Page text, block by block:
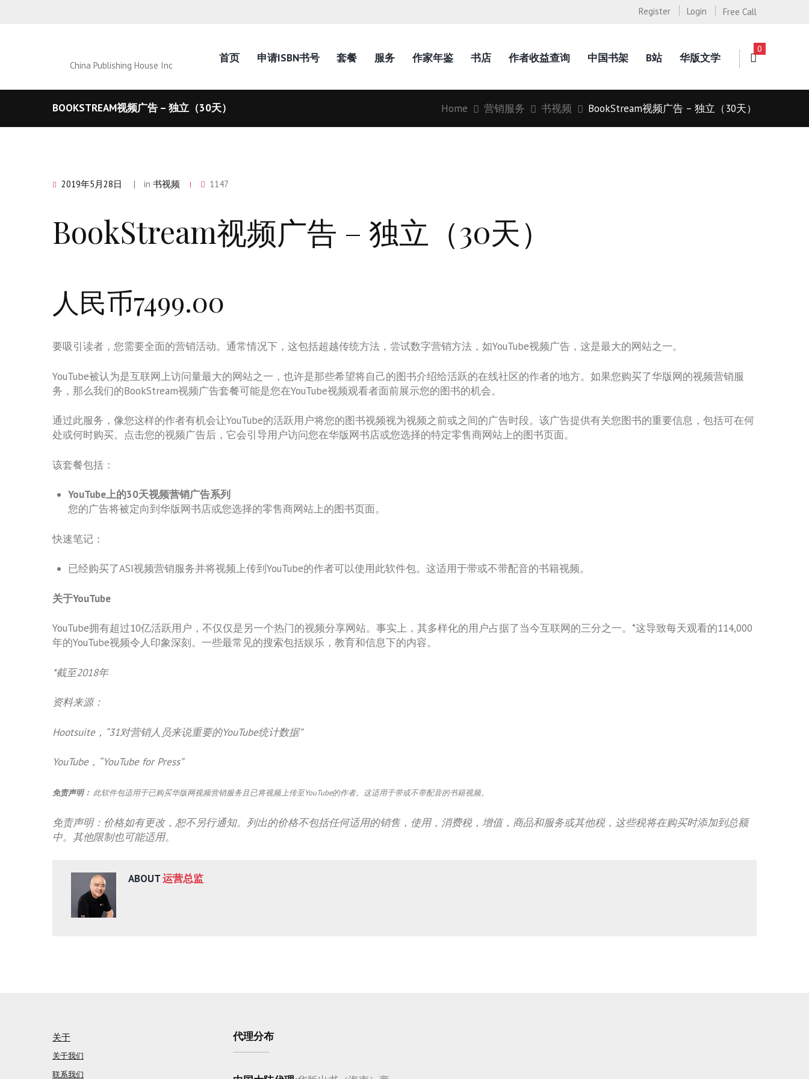
Free Call
Register Login
China Publishing House Inc
首页 申请ISBN书号 套餐 服务 作家年鉴 书店 作者收益查询 中国书架 B站 华版文学
0
BOOKSTREAM视频广告 – 独立（30天） Home 营销服务 书视频 BookStream视频广告 – 独立（30天）
2019年5月28日 in书视频 1147
BookStream视频广告 – 独立（30天）
人民币7499.00
要吸引读者，您需要全面的营销活动。通常情况下，这包括超越传统方法，尝试数字营销方法，如YouTube视频广告，这是最大的网站之一。
YouTube被认为是互联网上访问量最大的网站之一，也许是那些希望将自己的图书介绍给活跃的在线社区的作者的地方。如果您购买了华版网的视频营销服
务，那么我们的BookStream视频广告套餐可能是您在YouTube视频观看者面前展示您的图书的机会。
通过此服务，像您这样的作者有机会让YouTube的活跃用户将您的图书视频视为视频之前或之间的广告时段。该广告提供有关您图书的重要信息，包括可在何
处或何时购买。点击您的视频广告后，它会引导用户访问您在华版网书店或您选择的特定零售商网站上的图书页面。
该套餐包括：
YouTube上的30天视频营销广告系列
您的广告将被定向到华版网书店或您选择的零售商网站上的图书页面。
快速笔记：
已经购买了ASI视频营销服务并将视频上传到YouTube的作者可以使用此软件包。这适用于带或不带配音的书籍视频。
关于YouTube
YouTube拥有超过10亿活跃用户，不仅仅是另一个热门的视频分享网站。事实上，其多样化的用户占据了当今互联网的三分之一。*这导致每天观看的114,000
年的YouTube视频令人印象深刻。一些最常见的搜索包括娱乐，教育和信息下的内容。
*截至2018年
资料来源：
Hootsuite，“31对营销人员来说重要的YouTube统计数据”
YouTube，“YouTube for Press”
免责声明： 此软件包适用于已购买华版网视频营销服务且已将视频上传至YouTube的作者。这适用于带或不带配音的书籍视频。
免责声明：价格如有更改，恕不另行通知。列出的价格不包括任何适用的销售，使用，消费税，增值，商品和服务或其他税，这些税将在购买时添加到总额
中。其他限制也可能适用。
ABOUT运营总监
关于
关于我们
联系我们
代理分布